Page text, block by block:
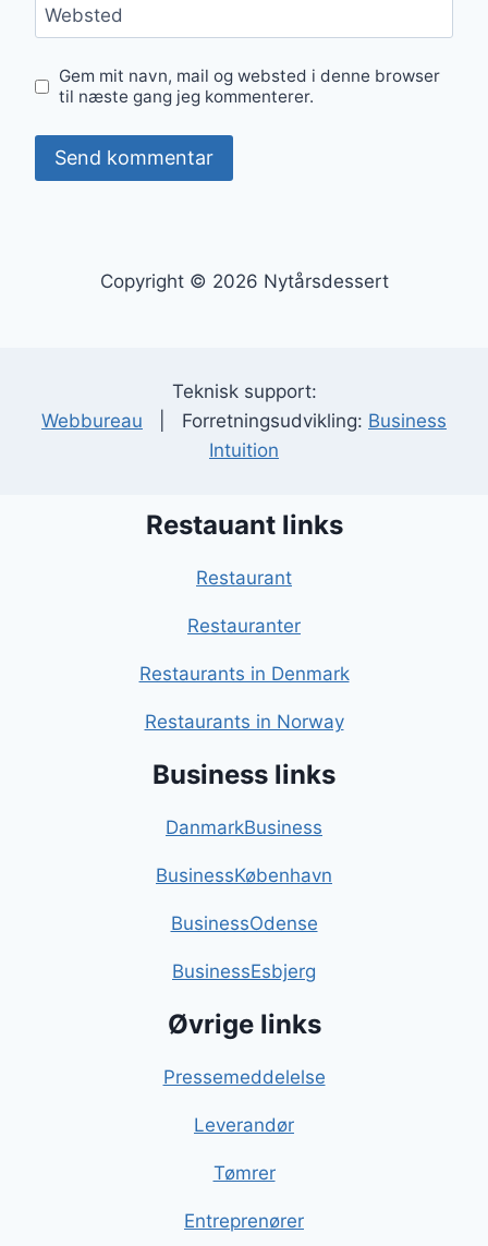
Websted
Gem mit navn, mail og websted i denne browser
til næste gang jeg kommenterer.
Copyright © 2026 Nytårsdessert
Teknisk support:
Webbureau | Forretningsudvikling: Business
Intuition
Restauant links
Restaurant
Restauranter
Restaurants in Denmark
Restaurants in Norway
Business links
DanmarkBusiness
BusinessKøbenhavn
BusinessOdense
BusinessEsbjerg
Øvrige links
Pressemeddelelse
Leverandør
Tømrer
Entreprenører